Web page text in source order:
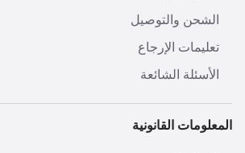
الشحن والتوصيل
تعليمات الإرجاع
الأسئلة الشائعة
المعلومات القانونية